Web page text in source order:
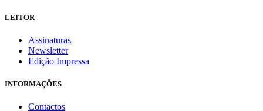
LEITOR
Assinaturas
Newsletter
Edição Impressa
INFORMAÇÕES
Contactos